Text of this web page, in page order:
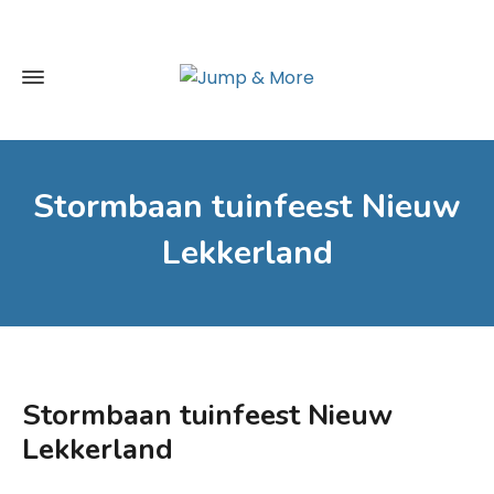
Stormbaan tuinfeest Nieuw
Lekkerland
Stormbaan tuinfeest Nieuw
Lekkerland